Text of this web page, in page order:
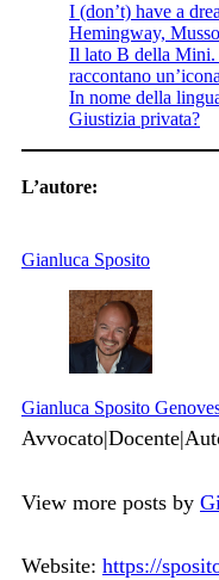
I (don’t) have a
Hemingway,
Il lato B della Mini.
raccontano
In nome della
Giustizia privata?
L’autore:
Gianluca Sposito
Gianluca Sposito
View more posts by
Website: https://